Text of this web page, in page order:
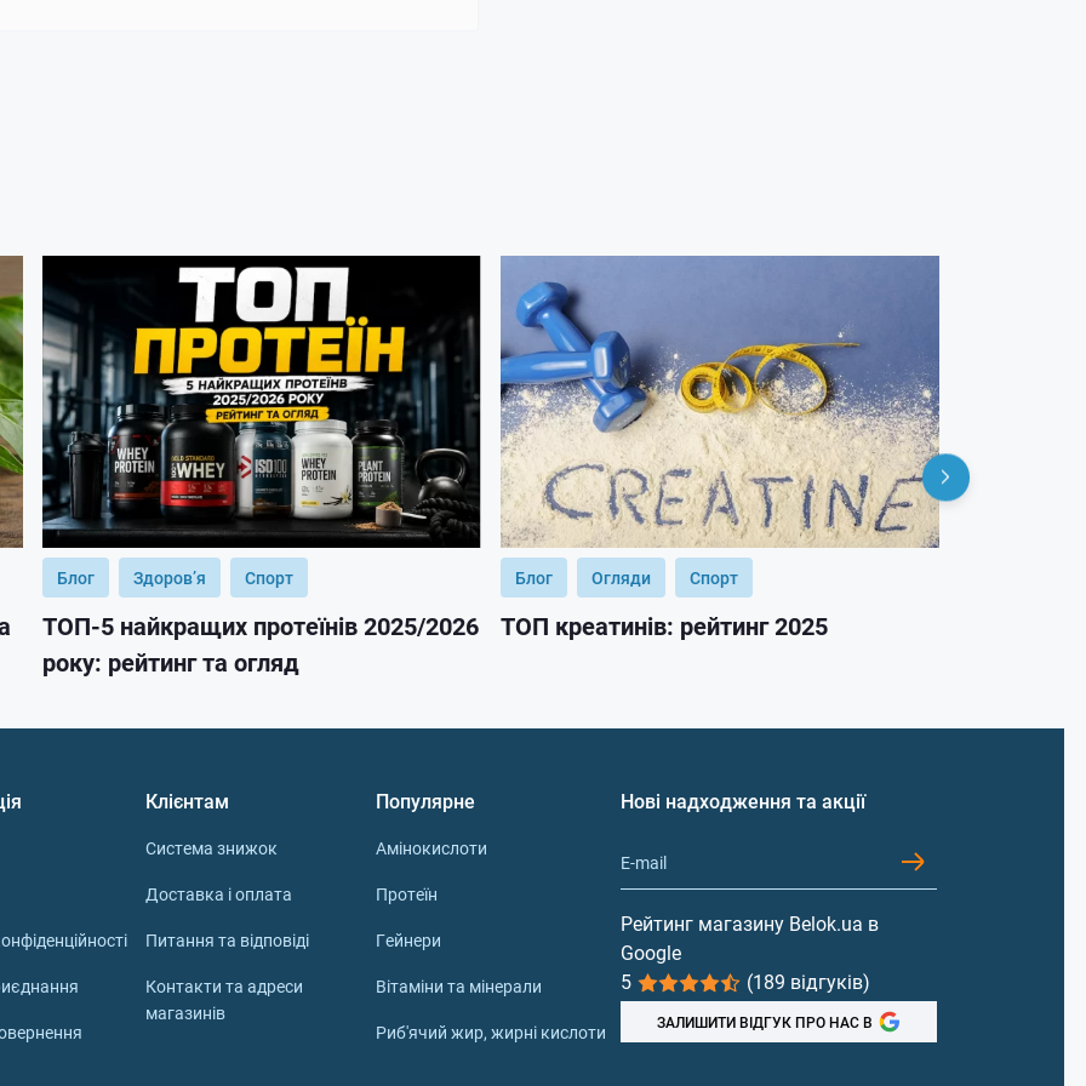
Блог Здоров’я Спорт
ТОП-5 найкращих протеїнів 2025/2026
року: рейтинг та огляд
Блог Огляди Спорт
ТОП креатинів: рейтинг 2025
Клієнтам
Система знижок
Доставка і оплата
Питання та відповіді
Контакти та адреси
магазинів
Популярне
Амінокислоти
Протеїн
Гейнери
Вітаміни та мінерали
Риб'ячий жир, жирні кислоти
Нові надходження та акції
Рейтинг магазину Belok.ua в
Google
5
(189 відгуків)
ЗАЛИШИТИ ВІДГУК ПРО НАС В